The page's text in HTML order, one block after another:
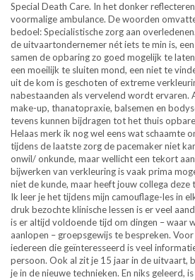
Special Death Care. In het donker
voormalige ambulance. De woorden
bedoel: Specialistische zorg aan
de uitvaartondernemer nét iets te min is,
samen de opbaring zo goed mogelijk te
een moeilijk te sluiten mond, een niet te
uit de kom is geschoten of extreme
nabestaanden als vervelend wordt ervaren.
make-up, thanatopraxie, balsemen en
tevens kunnen bijdragen tot het thuis
Helaas merk ik nog wel eens wat schaamte
tijdens de laatste zorg de pacemaker niet
onwil/ onkunde, maar wellicht een tekort
bijwerken van verkleuring is vaak prima
niet de kunde, maar heeft jouw collega deze
Ik leer je het tijdens mijn camouflage-les in
druk bezochte klinische lessen is er veel
is er altijd voldoende tijd om dingen – waar
aanlopen – groepsgewijs te bespreken.
iedereen die geïnteresseerd is veel
persoon. Ook al zit je 15 jaar in de uitvaart,
je in de nieuwe technieken. En niks geleerd,